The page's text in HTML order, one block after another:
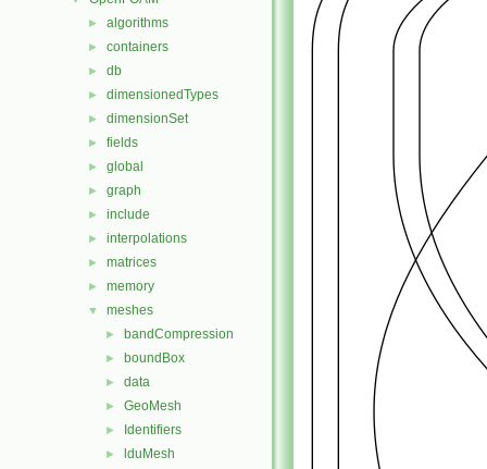
► algorithms
► containers
► db
► dimensionedTypes
► dimensionSet
► fields
► global
► graph
► include
► interpolations
► matrices
► memory
▼ meshes
► bandCompression
► boundBox
► data
► GeoMesh
► Identifiers
► lduMesh